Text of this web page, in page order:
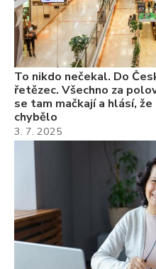
To nikdo nečekal. Do
řetězec. Všechno za
se tam mačkají a hlásí,
chybělo
3. 7. 2025